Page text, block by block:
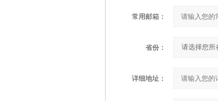
常用邮箱：
省份：
详细地址：